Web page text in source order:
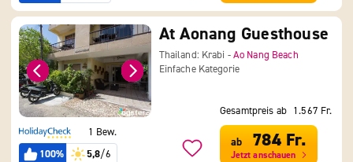
At Aonang Guesthouse
Thailand: Krabi -Ao Nang Beach
Einfache Kategorie
1 Bew.
100%
5,8/6
Gesamtpreis ab 1.567 Fr.
ab 784 Fr.
Jetzt anschauen